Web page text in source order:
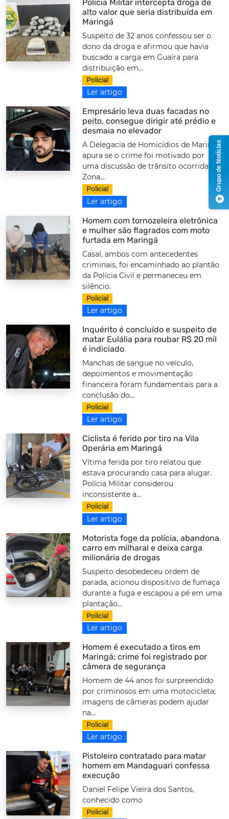
Polícia Militar intercepta droga de
alto valor que seria distribuída em
Maringá
Suspeito de 32 anos confessou ser o
dono da droga e afirmou que havia
buscado a carga em Guaíra para
distribuição em...
Policial
Ler artigo
Empresário leva duas facadas no
peito, consegue dirigir até prédio e
desmaia no elevador
A Delegacia de Homicídios de Maringá
apura se o crime foi motivado por
uma discussão de trânsito ocorrida na
Zona...
Policial
Ler artigo
Homem com tornozeleira eletrônica
e mulher são flagrados com moto
furtada em Maringá
Casal, ambos com antecedentes
criminais, foi encaminhado ao plantão
da Polícia Civil e permaneceu em
silêncio.
Policial
Ler artigo
Inquérito é concluído e suspeito de
matar Eulália para roubar R$ 20 mil
é indiciado
Manchas de sangue no veículo,
depoimentos e movimentação
financeira foram fundamentais para a
conclusão do...
Policial
Ler artigo
Ciclista é ferido por tiro na Vila
Operária em Maringá
Vítima ferida por tiro relatou que
estava procurando casa para alugar.
Polícia Militar considerou
inconsistente a...
Policial
Ler artigo
Motorista foge da polícia, abandona
carro em milharal e deixa carga
milionária de drogas
Suspeito desobedeceu ordem de
parada, acionou dispositivo de fumaça
durante a fuga e escapou a pé em uma
plantação...
Policial
Ler artigo
Homem é executado a tiros em
Maringá; crime foi registrado por
câmera de segurança
Homem de 44 anos foi surpreendido
por criminosos em uma motocicleta;
imagens de câmeras podem ajudar
na...
Policial
Ler artigo
Pistoleiro contratado para matar
homem em Mandaguari confessa
execução
Daniel Felipe Vieira dos Santos,
conhecido como
Policial
Grupo de Notícias